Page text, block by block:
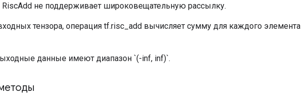
не поддерживает широковещательную рассылку.
тензора, операция tf.risc_add вычисляет сумму для каждого элемента
данные имеют диапазон `(-inf, inf)`.